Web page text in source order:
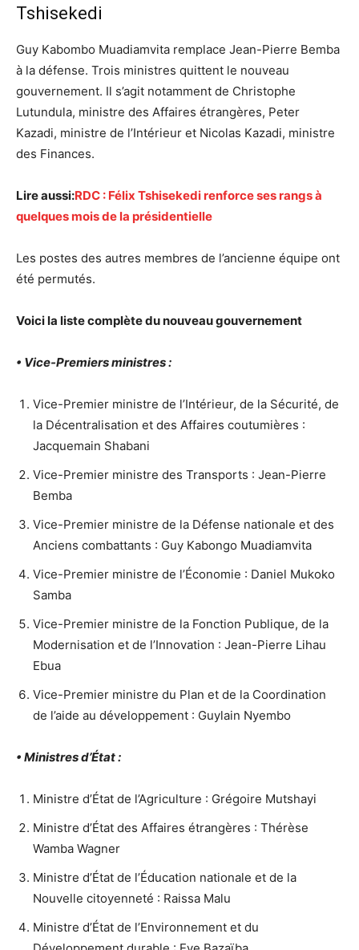
Tshisekedi
Guy Kabombo Muadiamvita remplace Jean-Pierre Bemba
à la défense. Trois ministres quittent le nouveau
gouvernement. Il s’agit notamment de Christophe
Lutundula, ministre des Affaires étrangères, Peter
Kazadi, ministre de l’Intérieur et Nicolas Kazadi, ministre
des Finances.
Lire aussi:RDC : Félix Tshisekedi renforce ses rangs à
quelques mois de la présidentielle
Les postes des autres membres de l’ancienne équipe ont
été permutés.
Voici la liste complète du nouveau gouvernement
• Vice-Premiers ministres :
Vice-Premier ministre de l’Intérieur, de la Sécurité, de
la Décentralisation et des Affaires coutumières :
Jacquemain Shabani
Vice-Premier ministre des Transports : Jean-Pierre
Bemba
Vice-Premier ministre de la Défense nationale et des
Anciens combattants : Guy Kabongo Muadiamvita
Vice-Premier ministre de l’Économie : Daniel Mukoko
Samba
Vice-Premier ministre de la Fonction Publique, de la
Modernisation et de l’Innovation : Jean-Pierre Lihau
Ebua
Vice-Premier ministre du Plan et de la Coordination
de l’aide au développement : Guylain Nyembo
• Ministres d’État :
Ministre d’État de l’Agriculture : Grégoire Mutshayi
Ministre d’État des Affaires étrangères : Thérèse
Wamba Wagner
Ministre d’État de l’Éducation nationale et de la
Nouvelle citoyenneté : Raissa Malu
Ministre d’État de l’Environnement et du